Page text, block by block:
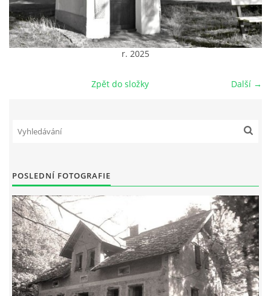
DŮL NA SLÍDU (NA KOLE)
Kontakt:
© 2026 eStránky.cz | Aktualizováno: 17. 7. 2026|Nahoru ↑
r. 2025
Další →
Zpět do složky
POSLEDNÍ FOTOGRAFIE